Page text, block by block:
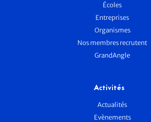
Écoles
Entreprises
Organismes
Nos membres recrutent
GrandAngle
Activités
Actualités
Evènements